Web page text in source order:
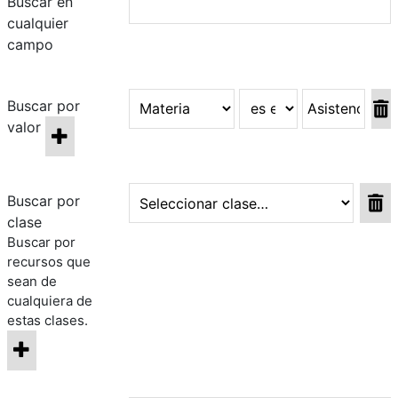
cualquier
campo
Buscar por
valor
Buscar por
clase
Buscar por
recursos que
sean de
cualquiera de
estas clases.